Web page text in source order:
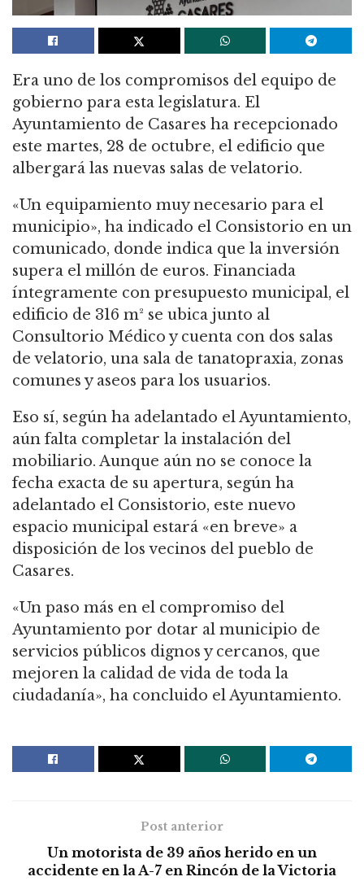
Era uno de los compromisos del equipo de
gobierno para esta legislatura. El
Ayuntamiento de Casares ha recepcionado
este martes, 28 de octubre, el edificio que
albergará las nuevas salas de velatorio.
«Un equipamiento muy necesario para el
municipio», ha indicado el Consistorio en un
comunicado, donde indica que la inversión
supera el millón de euros. Financiada
íntegramente con presupuesto municipal, el
edificio de 316 m² se ubica junto al
Consultorio Médico y cuenta con dos salas
de velatorio, una sala de tanatopraxia, zonas
comunes y aseos para los usuarios.
Eso sí, según ha adelantado el Ayuntamiento,
aún falta completar la instalación del
mobiliario. Aunque aún no se conoce la
fecha exacta de su apertura, según ha
adelantado el Consistorio, este nuevo
espacio municipal estará «en breve» a
disposición de los vecinos del pueblo de
Casares.
«Un paso más en el compromiso del
Ayuntamiento por dotar al municipio de
servicios públicos dignos y cercanos, que
mejoren la calidad de vida de toda la
ciudadanía», ha concluido el Ayuntamiento.
Post anterior
Un motorista de 39 años herido en un
accidente en la A-7 en Rincón de la Victoria